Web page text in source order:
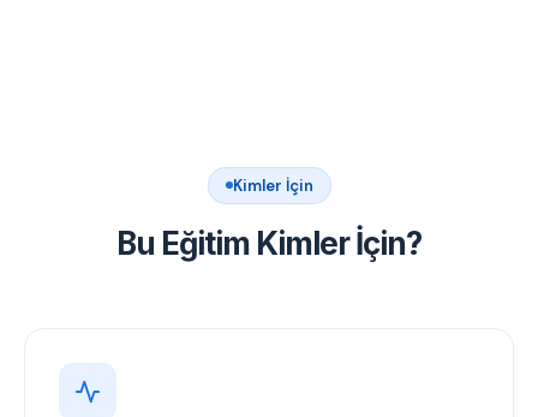
Kimler İçin
Bu Eğitim Kimler İçin?